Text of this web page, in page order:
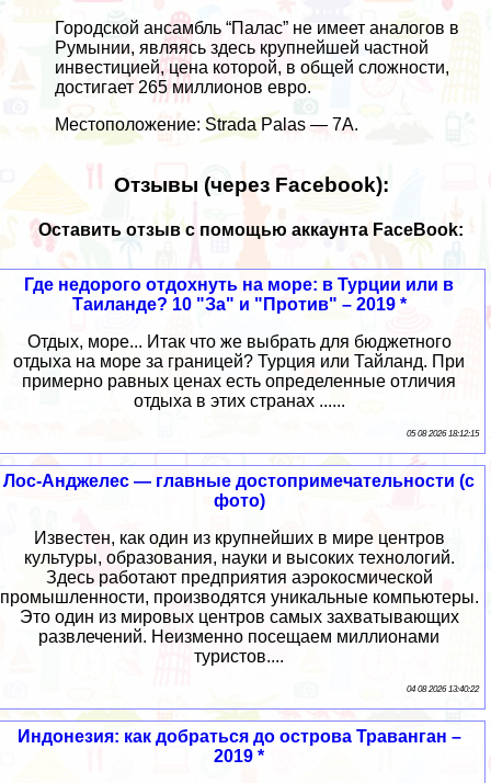
Городской ансамбль “Палас” не имеет аналогов в
Румынии, являясь здесь крупнейшей частной
инвестицией, цена которой, в общей сложности,
достигает 265 миллионов евро.
Местоположение: Strada Palas — 7A.
Отзывы (через Facebook):
Оставить отзыв с помощью аккаунта FaceBook:
Где недорого отдохнуть на море: в Турции или в
Таиланде? 10 "За" и "Против" – 2019 *
Отдых, море... Итак что же выбрать для бюджетного
отдыха на море за границей? Турция или Тайланд. При
примерно равных ценах есть определенные отличия
отдыха в этих странах ......
05 08 2026 18:12:15
Лос-Анджелес — главные достопримечательности (с
фото)
Известен, как один из крупнейших в мире центров
культуры, образования, науки и высоких технологий.
Здесь работают предприятия аэрокосмической
промышленности, производятся уникальные компьютеры.
Это один из мировых центров самых захватывающих
развлечений. Неизменно посещаем миллионами
туристов....
04 08 2026 13:40:22
Индонезия: как добраться до острова Траванган –
2019 *